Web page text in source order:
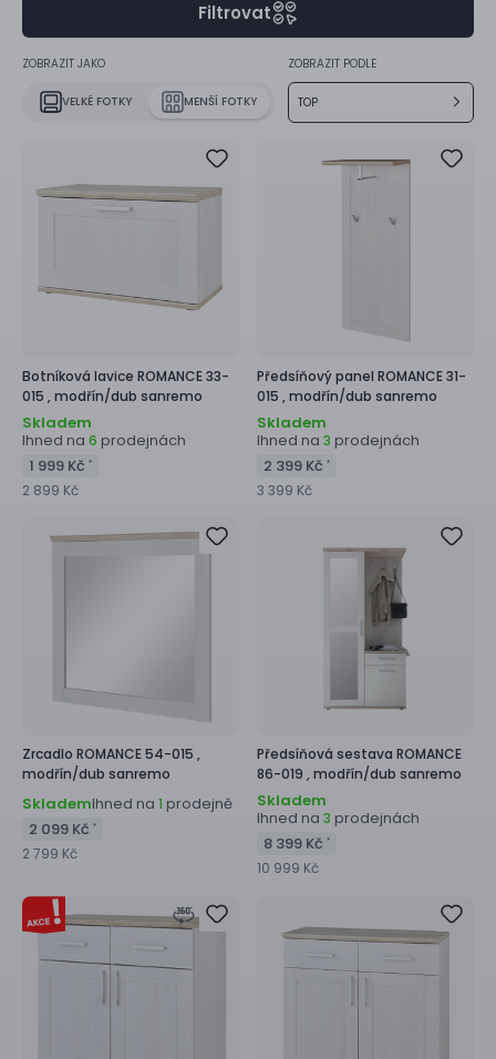
Filtrovat
ZOBRAZIT JAKO
VELKÉ FOTKY MENŠÍ FOTKY
ZOBRAZIT PODLE
TOP
Botníková lavice ROMANCE 33-
015 , modřín/dub sanremo
Skladem
Ihned na 6 prodejnách
1 999 Kč *
2 899 Kč
Předsíňový panel ROMANCE 31-
015 , modřín/dub sanremo
Skladem
Ihned na 3 prodejnách
2 399 Kč *
3 399 Kč
Zrcadlo ROMANCE 54-015 ,
modřín/dub sanremo
SklademIhned na 1 prodejně
2 099 Kč *
2 799 Kč
Předsíňová sestava ROMANCE
86-019 , modřín/dub sanremo
Skladem
Ihned na 3 prodejnách
8 399 Kč *
10 999 Kč